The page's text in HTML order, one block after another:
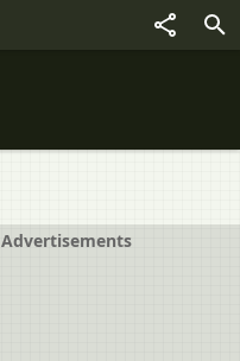
Advertisements